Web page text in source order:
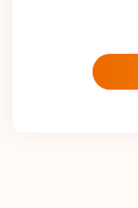
個人情報は、有料職業
利用目的の達成に必要
個人情報保護に関する